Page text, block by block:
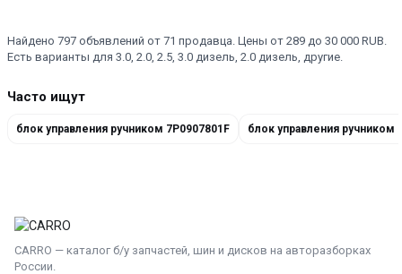
Найдено 797 объявлений от 71 продавца. Цены от 289 до 30 000 RUB.
Есть варианты для 3.0, 2.0, 2.5, 3.0 дизель, 2.0 дизель, другие.
Часто ищут
блок управления ручником 7P0907801F блок управления ручником
CARRO — каталог б/у запчастей, шин и дисков на авторазборках
России.